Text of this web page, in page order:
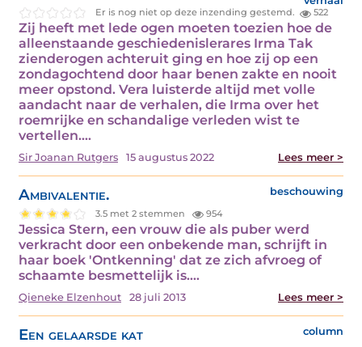
Er is nog niet op deze inzending gestemd. 522
Zij heeft met lede ogen moeten toezien hoe de
alleenstaande geschiedenislerares Irma Tak
zienderogen achteruit ging en hoe zij op een
zondagochtend door haar benen zakte en nooit
meer opstond. Vera luisterde altijd met volle
aandacht naar de verhalen, die Irma over het
roemrijke en schandalige verleden wist te
vertellen.…
Sir Joanan Rutgers 15 augustus 2022 Lees meer >
Ambivalentie. beschouwing
3.5 met 2 stemmen 954
Jessica Stern, een vrouw die als puber werd
verkracht door een onbekende man, schrijft in
haar boek 'Ontkenning' dat ze zich afvroeg of
schaamte besmettelijk is.…
Qieneke Elzenhout 28 juli 2013 Lees meer >
Een gelaarsde kat column